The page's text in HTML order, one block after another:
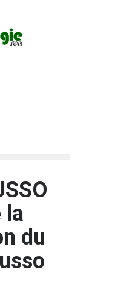
la
du